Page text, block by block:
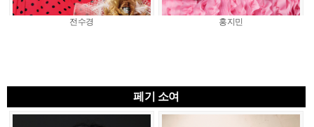
전수경 홍지민
페기 소여